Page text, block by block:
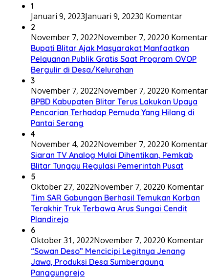
1
Januari 9, 2023Januari 9, 20230 Komentar
2
November 7, 2022November 7, 20220 Komentar
Bupati Blitar Ajak Masyarakat Manfaatkan
Pelayanan Publik Gratis Saat Program OVOP
Bergulir di Desa/Kelurahan
3
November 7, 2022November 7, 20220 Komentar
BPBD Kabupaten Blitar Terus Lakukan Upaya
Pencarian Terhadap Pemuda Yang Hilang di
Pantai Serang
4
November 4, 2022November 7, 20220 Komentar
Siaran TV Analog Mulai Dihentikan, Pemkab
Blitar Tunggu Regulasi Pemerintah Pusat
5
Oktober 27, 2022November 7, 20220 Komentar
Tim SAR Gabungan Berhasil Temukan Korban
Terakhir Truk Terbawa Arus Sungai Cendit
Plandirejo
6
Oktober 31, 2022November 7, 20220 Komentar
“Sowan Deso” Mencicipi Legitnya Jenang
Jawa, Produksi Desa Sumberagung
Panggungrejo